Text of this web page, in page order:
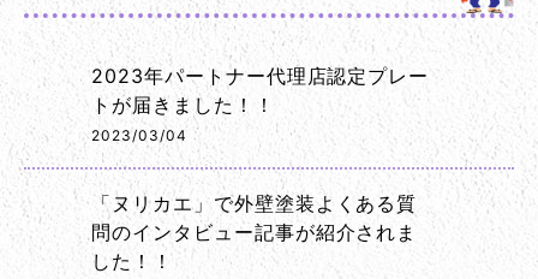
2023年パートナー代理店認定プレー
トが届きました！！
2023/03/04
「ヌリカエ」で外壁塗装よくある質
問のインタビュー記事が紹介されま
した！！